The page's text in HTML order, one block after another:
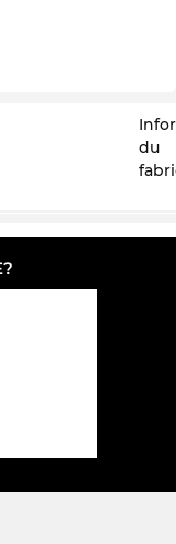
la journée,
du